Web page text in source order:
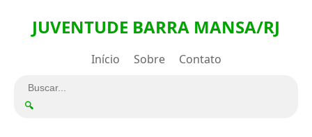
JUVENTUDE BARRA MANSA/RJ
Início Sobre Contato
🔍